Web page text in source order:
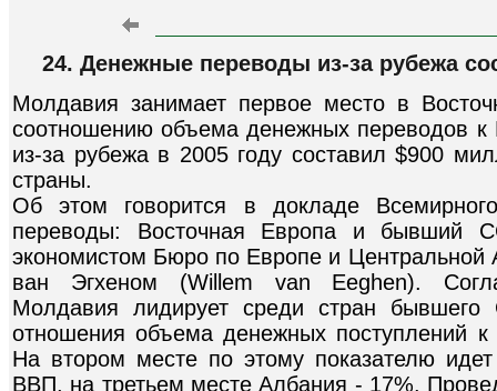
24. Денежные переводы из-за рубежа
Молдавия занимает первое место в
соотношению объема денежных переводов
из-за рубежа в 2005 году составил $900
страны.
Об этом говорится в докладе
переводы: Восточная Европа и бывший
экономистом Бюро по Европе и Центральной
ван Эгхеном (Willem van Eeghen).
Молдавия лидирует среди стран
отношения объема денежных поступлений к
На втором месте по этому показателю
ВВП, на третьем месте Албания - 17%.